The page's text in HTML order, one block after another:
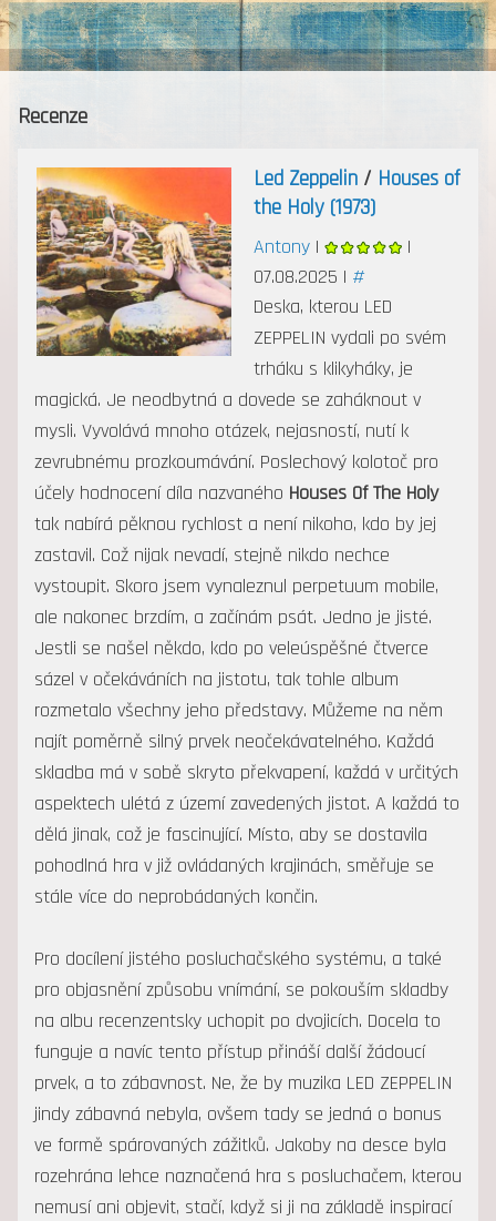
MENU
Recenze
Led Zeppelin/ Houses of
the Holy (1973)
Antony|
|
07.08.2025 | #
Deska, kterou LED
ZEPPELIN vydali po svém
trháku s klikyháky, je
magická. Je neodbytná a dovede se zaháknout v
mysli. Vyvolává mnoho otázek, nejasností, nutí k
zevrubnému prozkoumávání. Poslechový kolotoč pro
účely hodnocení díla nazvaného Houses Of The Holy
tak nabírá pěknou rychlost a není nikoho, kdo by jej
zastavil. Což nijak nevadí, stejně nikdo nechce
vystoupit. Skoro jsem vynaleznul perpetuum mobile,
ale nakonec brzdím, a začínám psát. Jedno je jisté.
Jestli se našel někdo, kdo po veleúspěšné čtverce
sázel v očekáváních na jistotu, tak tohle album
rozmetalo všechny jeho představy. Můžeme na něm
najít poměrně silný prvek neočekávatelného. Každá
skladba má v sobě skryto překvapení, každá v určitých
aspektech ulétá z území zavedených jistot. A každá to
dělá jinak, což je fascinující. Místo, aby se dostavila
pohodlná hra v již ovládaných krajinách, směřuje se
stále více do neprobádaných končin.
Pro docílení jistého posluchačského systému, a také
pro objasnění způsobu vnímání, se pokouším skladby
na albu recenzentsky uchopit po dvojicích. Docela to
funguje a navíc tento přístup přináší další žádoucí
prvek, a to zábavnost. Ne, že by muzika LED ZEPPELIN
jindy zábavná nebyla, ovšem tady se jedná o bonus
ve formě spárovaných zážitků. Jakoby na desce byla
rozehrána lehce naznačená hra s posluchačem, kterou
nemusí ani objevit, stačí, když si ji na základě inspirací